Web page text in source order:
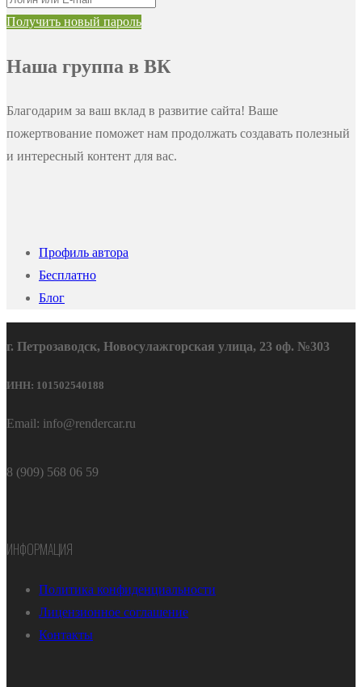
Получить новый пароль
Наша группа в ВК
Благодарим за ваш вклад в развитие сайта! Ваше
пожертвование поможет нам продолжать создавать полезный
и интересный контент для вас.
Профиль автора
Бесплатно
Блог
г. Петрозаводск, Новосулажгорская улица, 23 оф. №303
ИНН: 101502540188
Email: info@rendercar.ru
8 (909) 568 06 59
ИНФОРМАЦИЯ
Политика конфиденциальности
Лицензионное соглашение
Контакты